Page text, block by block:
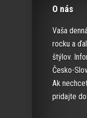
O nás
Vaša
rocku a
štýlov.
Česko-
Ak
pridajte